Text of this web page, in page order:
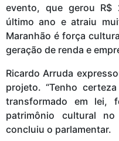
evento, que gerou R$
último ano e atraiu
Maranhão é força
geração de renda e
Ricardo Arruda
projeto. “Tenho
transformado em lei,
patrimônio cultural no
concluiu o parlamentar.